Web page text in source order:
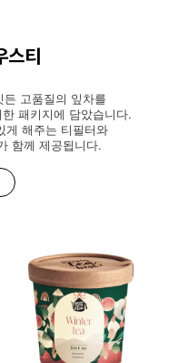
스티
고품질의 잎차를
패키지에 담았습니다.
게 해주는 티필터와
함께 제공됩니다.